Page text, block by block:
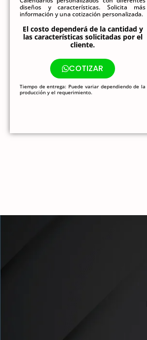
diseños y características. Solicita más
información y una cotización personalizada.
El costo dependerá de la cantidad y
las características solicitadas por el
cliente.
COTIZAR
Tiempo de entrega: Puede variar dependiendo de la
producción y el requerimiento.